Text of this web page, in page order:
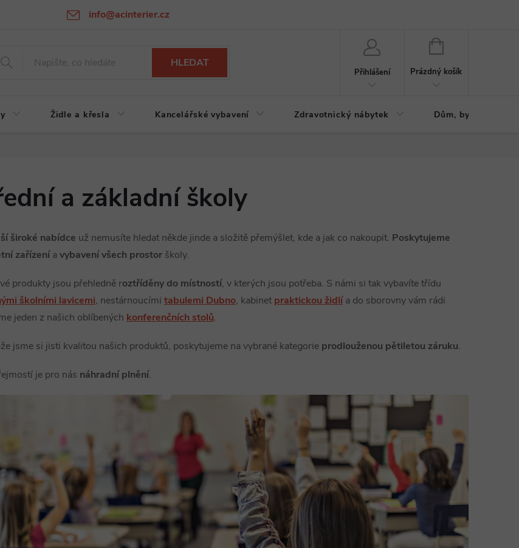
info@acinterier.cz
Ochrana osobních údajů Atypická výroba na zakázku
HLEDAT
Přihlášení
NÁKUPNÍ
Prázdný košík
Židle a křesla Kancelářské vybavení Zdravotnický nábytek Dům, byt, zahrada
a základní školy
široké nabídce už nemusíte hledat někde jinde a složitě přemýšlet, kde a jak co nakoupit. Poskytujeme
zařízení a vybavení všech prostor školy.
produkty jsou přehledně roztříděny do místností, v kterých jsou potřeba. S námi si tak vybavíte třídu
školními lavicemi, nestárnoucími tabulemi Dubno, kabinet praktickou židlía do sborovny vám rádi
jeden z našich oblíbených konferenčních stolů.
jsme si jisti kvalitou našich produktů, poskytujeme na vybrané kategorie prodlouženou pětiletou záruku.
je pro nás náhradní plnění.